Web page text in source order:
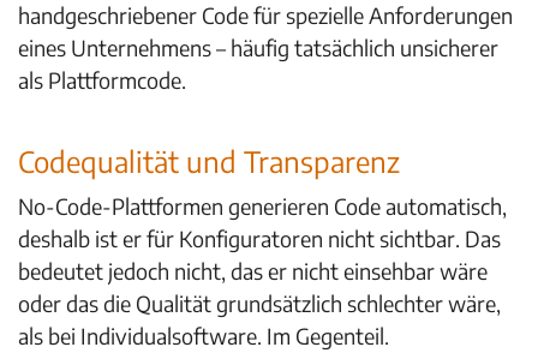
handgeschriebener Code für spezielle Anforderungen
eines Unternehmens – häufig tatsächlich unsicherer
als Plattformcode.
Codequalität und Transparenz
No-Code-Plattformen generieren Code automatisch,
deshalb ist er für Konfiguratoren nicht sichtbar. Das
bedeutet jedoch nicht, das er nicht einsehbar wäre
oder das die Qualität grundsätzlich schlechter wäre,
als bei Individualsoftware. Im Gegenteil.